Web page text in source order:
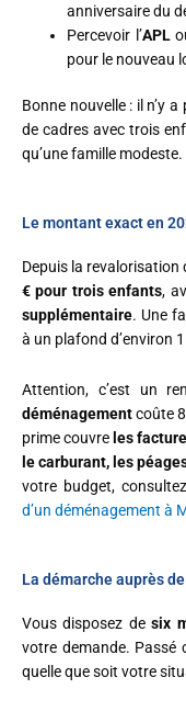
anniversaire du
Percevoir l’APL
pour le nouveau
Bonne nouvelle : il n’y
de cadres avec trois
qu’une famille modeste.
Le montant exact en
Depuis la revalorisation
€ pour trois enfants,
supplémentaire. Une
à un plafond d’environ
Attention, c’est un
déménagementcoûte
prime couvre les
le carburant, les
votre budget,
d’un déménagement à
La démarche auprès
Vous disposez desix
votre demande. Passé
quelle que soit votre